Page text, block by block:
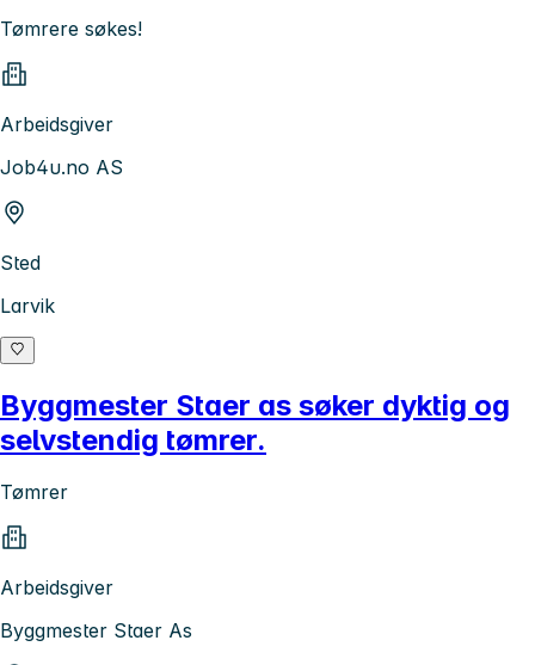
Tømrere søkes!
Arbeidsgiver
Job4u.no AS
Sted
Larvik
Byggmester Staer as søker dyktig og
selvstendig tømrer.
Tømrer
Arbeidsgiver
Byggmester Staer As